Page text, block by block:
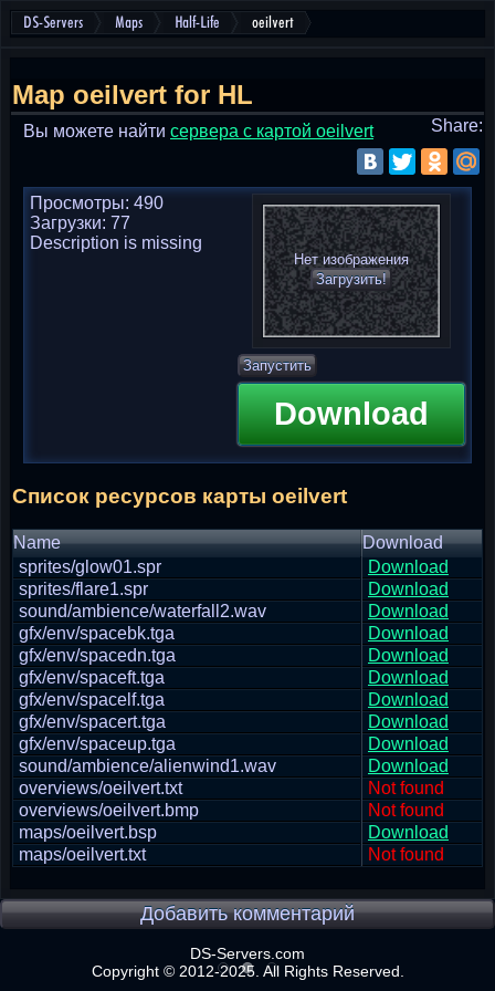
DS-Servers Maps Half-Life oeilvert
Map oeilvert for HL
Вы можете найти cервера с картой oeilvert Share:
Нет изображения
Загрузить!
Запустить
Download
Просмотры: 490
Загрузки: 77
Description is missing
Список ресурсов карты oeilvert
Name
Download
sprites/glow01.spr
Download
sprites/flare1.spr
Download
sound/ambience/waterfall2.wav
Download
gfx/env/spacebk.tga
Download
gfx/env/spacedn.tga
Download
gfx/env/spaceft.tga
Download
gfx/env/spacelf.tga
Download
gfx/env/spacert.tga
Download
gfx/env/spaceup.tga
Download
sound/ambience/alienwind1.wav
Download
overviews/oeilvert.txt
Not found
overviews/oeilvert.bmp
Not found
maps/oeilvert.bsp
Download
maps/oeilvert.txt
Not found
Добавить комментарий
DS-Servers.com
Copyright © 2012-2025. All Rights Reserved.